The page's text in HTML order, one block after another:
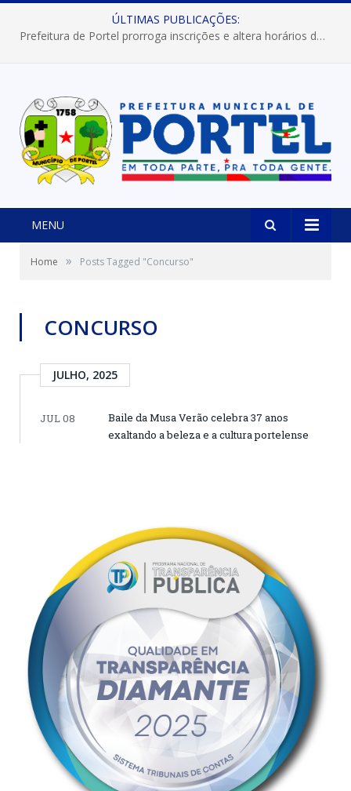
ÚLTIMAS PUBLICAÇÕES:
Prefeitura de Portel prorroga inscrições e altera horários dos concursos “Musa” e “Miss Mix Verão 2026”
MENU
Home » Posts Tagged "Concurso"
CONCURSO
JULHO, 2025
JUL 08
Baile da Musa Verão celebra 37 anos
exaltando a beleza e a cultura portelense